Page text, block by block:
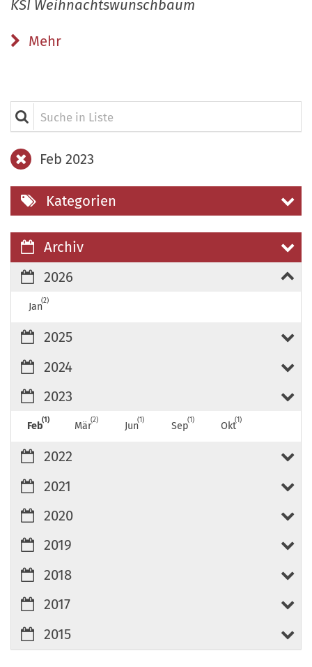
KSI Weihnachtswunschbaum
Mehr
Suche in Liste
Feb 2023
Kategorien
Archiv
2026
Jan2
2025
2024
2023
Feb1 Mär2 Jun1 Sep1 Okt1
2022
2021
2020
2019
2018
2017
2015